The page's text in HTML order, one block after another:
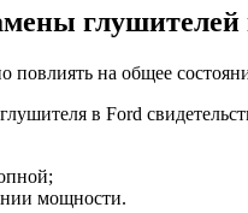
глушителей
повлиять на общее
в Ford
мощности.